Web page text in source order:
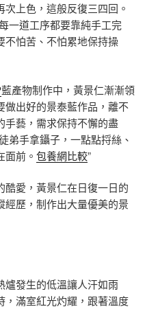
上色，這般反復三四回。
一道工序都要靠純手工完
不怕苦、不怕累地保持操
藍產物制作中，黃景仁漸漸領
做出好的景泰藍作品，離不
手藝，需求保持不懈的盡
弟手拿鑷子，一點點捋絲、
前。 包養網比較”
酷愛，黃景仁在日復一日的
經歷，制作出大量優美的景
爐發生的低溫讓人汗如雨
，滿室紅光灼耀，跟著溫度